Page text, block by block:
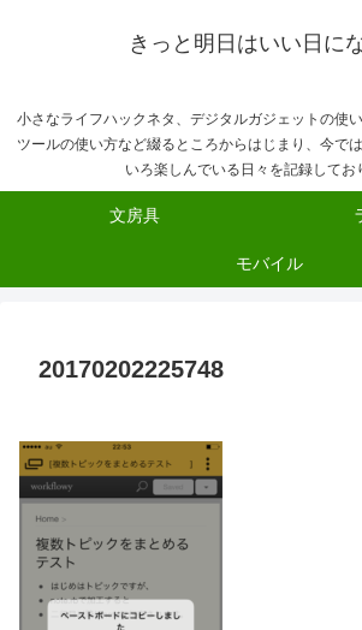
きっと明日はいい日に
小さなライフハックネタ、デジタルガジェットの使
ツールの使い方など綴るところからはじまり、今で
いろ楽しんでいる日々を記録してお
文房具
モバイル
20170202225748